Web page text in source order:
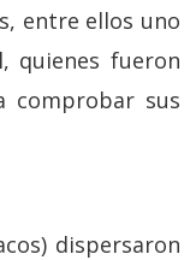
entre ellos uno
quienes fueron
comprobar sus
dispersaron